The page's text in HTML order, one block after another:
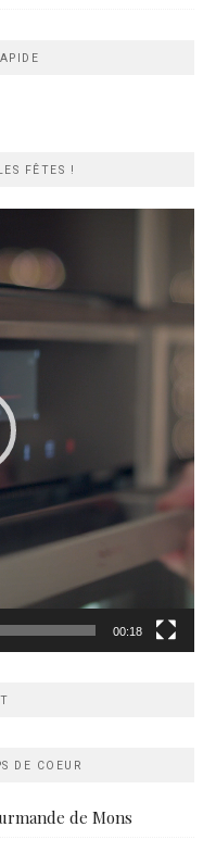
FÊTES !
00:18
DE COEUR
de Mons